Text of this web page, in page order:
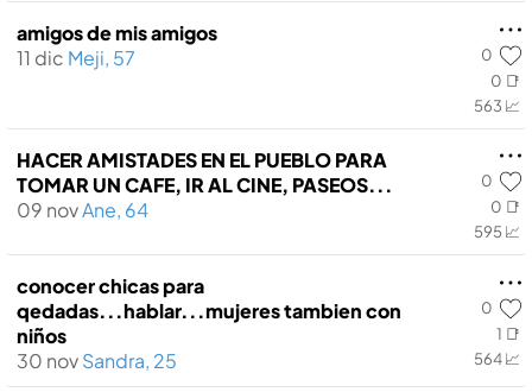
0
0 📑
563 📈
amigos de mis amigos
11 dic Meji, 57
0
0 📑
595 📈
HACER AMISTADES EN EL PUEBLO PARA
TOMAR UN CAFE, IR AL CINE, PASEOS...
09 novAne, 64
0
1 📑
564 📈
conocer chicas para
qedadas...hablar...mujeres tambien con
niños
30 novSandra, 25